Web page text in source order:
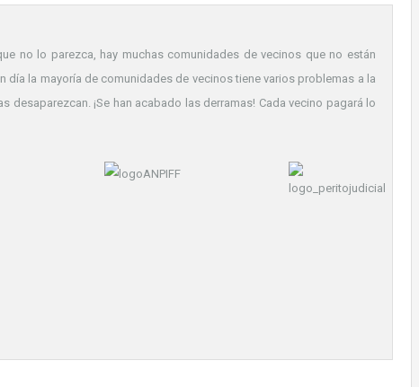
no lo parezca, hay muchas comunidades de vecinos que no están
la mayoría de comunidades de vecinos tiene varios problemas a la
¡Se han acabado las derramas! Cada vecino pagará lo